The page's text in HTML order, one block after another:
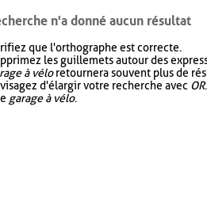
n'a donné aucun résultat
que l'orthographe est correcte.
les guillemets autour des
à véloretournera souvent plus de
d'élargir votre recherche avec OR.
garage à vélo.